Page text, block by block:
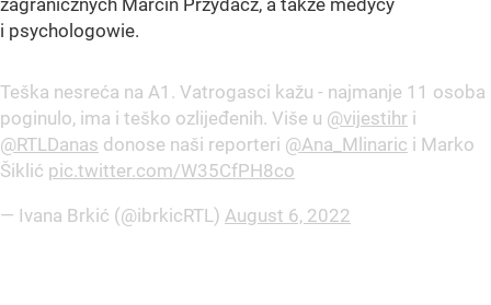
i psychologowie.
Teška nesreća na A1. Vatrogasci kažu - najmanje 11 osoba
poginulo, ima i teško ozlijeđenih. Više u @vijestihr i
@RTLDanas donose naši reporteri @Ana_Mlinaric i Marko
Šiklić pic.twitter.com/W35CfPH8co
— Ivana Brkić (@ibrkicRTL) August 6, 2022